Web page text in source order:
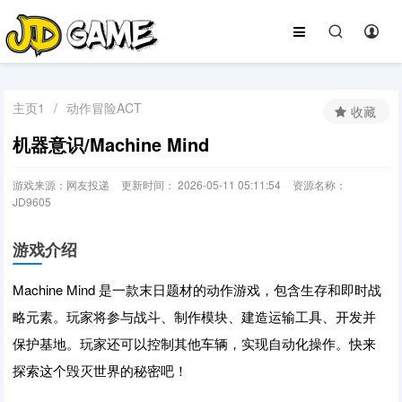
主页1 / 动作冒险ACT
机器意识/Machine Mind
游戏来源：网友投递 更新时间： 2026-05-11 05:11:54
资源名称：
JD9605
收藏
游戏介绍
Machine Mind 是一款末日题材的动作游戏，包含生存和即时战
略元素。玩家将参与战斗、制作模块、建造运输工具、开发并
保护基地。玩家还可以控制其他车辆，实现自动化操作。快来
探索这个毁灭世界的秘密吧！